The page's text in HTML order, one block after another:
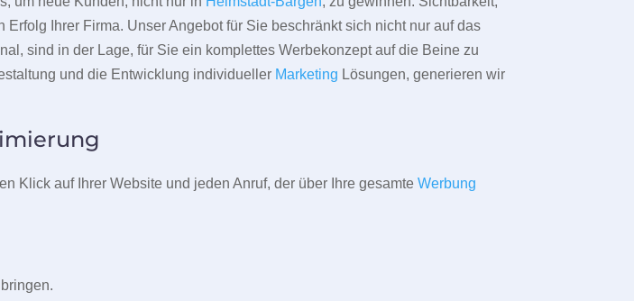
Ihrer Firma. Unser Angebot für Sie beschränkt sich nicht nur auf das
sind in der Lage, für Sie ein komplettes Werbekonzept auf die Beine zu
und die Entwicklung individueller Marketing Lösungen, generieren wir
Klick auf Ihrer Website und jeden Anruf, der über Ihre gesamteWerbung